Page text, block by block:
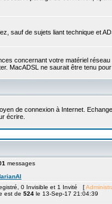
sauf de sujets liant technique et
concernant votre matériel
MacADSL ne saurait être tenu
de connexion à Internet.
écrire.
messages
0 Invisible et 1 Invité [
est de 524 le 13-Sep-17 21:04:39